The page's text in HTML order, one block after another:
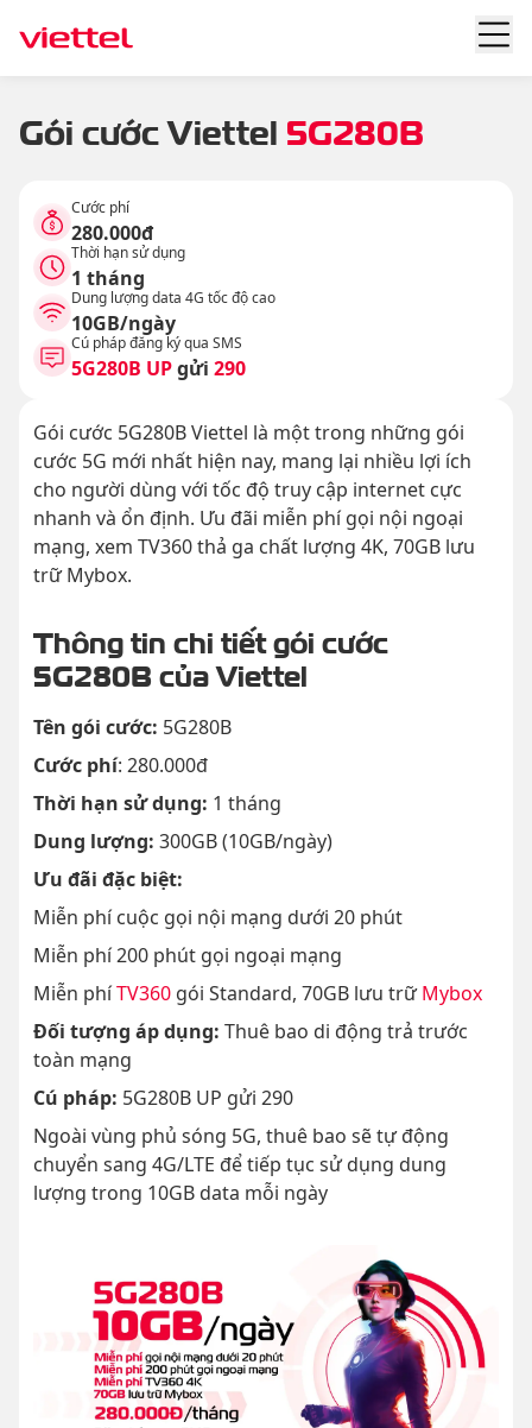
Gói cước Viettel 5G280B
Cước phí
280.000đ
Thời hạn sử dụng
1 tháng
Dung lượng data 4G tốc độ cao
10GB/ngày
Cú pháp đăng ký qua SMS
5G280B UPgửi 290
Gói cước 5G280B Viettel là một trong những gói
cước 5G mới nhất hiện nay, mang lại nhiều lợi ích
cho người dùng với tốc độ truy cập internet cực
nhanh và ổn định. Ưu đãi miễn phí gọi nội ngoại
mạng, xem TV360 thả ga chất lượng 4K, 70GB lưu
trữ Mybox.
Thông tin chi tiết gói cước
5G280B của Viettel
Tên gói cước: 5G280B
Cước phí: 280.000đ
Thời hạn sử dụng: 1 tháng
Dung lượng: 300GB (10GB/ngày)
Ưu đãi đặc biệt:
Miễn phí cuộc gọi nội mạng dưới 20 phút
Miễn phí 200 phút gọi ngoại mạng
Miễn phíTV360 gói Standard, 70GB lưu trữMybox
Đối tượng áp dụng: Thuê bao di động trả trước
toàn mạng
Cú pháp: 5G280B UP gửi 290
Ngoài vùng phủ sóng 5G, thuê bao sẽ tự động
chuyển sang 4G/LTE để tiếp tục sử dụng dung
lượng trong 10GB data mỗi ngày